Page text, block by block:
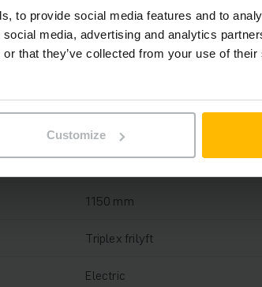
to provide social media features and to
media, advertising and analytics
that they’ve collected from your use of
Customize
2019
7700 mm
4642 h
3100 mm
1150 mm
Triplex frilyft
Electric